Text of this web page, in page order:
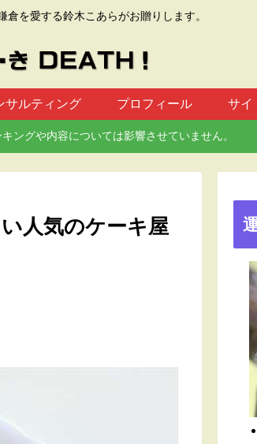
倉を愛する鈴木こあらがお贈りします。
サルティング プロフィール サイ
ングや内容については影響させていません。
人気のケーキ屋